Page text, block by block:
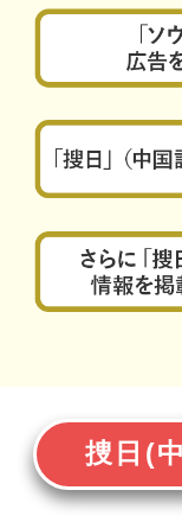
捜日(